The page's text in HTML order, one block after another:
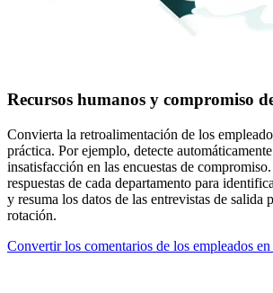
Recursos humanos y compromiso
Convierta la retroalimentación de los
práctica. Por ejemplo, detecte
insatisfacción en las encuestas de
respuestas de cada departamento para
y resuma los datos de las entrevistas de salida
rotación.
Convertir los comentarios de los empleados